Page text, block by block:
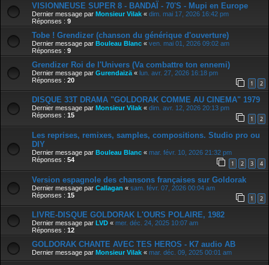
VISIONNEUSE SUPER 8 - BANDAÏ - 70'S - Mupi en Europe
Dernier message par Monsieur Vilak « dim. mai 17, 2026 16:42 pm
Réponses : 9
Tobe ! Grendizer (chanson du générique d'ouverture)
Dernier message par Bouleau Blanc « ven. mai 01, 2026 09:02 am
Réponses : 9
Grendizer Roi de l'Univers (Va combattre ton ennemi)
Dernier message par Gurendaizä « lun. avr. 27, 2026 16:18 pm
Réponses : 20 1 2
DISQUE 33T DRAMA "GOLDORAK COMME AU CINEMA" 1979
Dernier message par Monsieur Vilak « dim. avr. 12, 2026 20:13 pm
Réponses : 15 1 2
Les reprises, remixes, samples, compositions. Studio pro ou
DIY
Dernier message par Bouleau Blanc « mar. févr. 10, 2026 21:32 pm
Réponses : 54 1 2 3 4
Version espagnole des chansons françaises sur Goldorak
Dernier message par Callagan « sam. févr. 07, 2026 00:04 am
Réponses : 15 1 2
LIVRE-DISQUE GOLDORAK L'OURS POLAIRE, 1982
Dernier message par LVD « mer. déc. 24, 2025 10:07 am
Réponses : 12
GOLDORAK CHANTE AVEC TES HEROS - K7 audio AB
Dernier message par Monsieur Vilak « mar. déc. 09, 2025 00:01 am